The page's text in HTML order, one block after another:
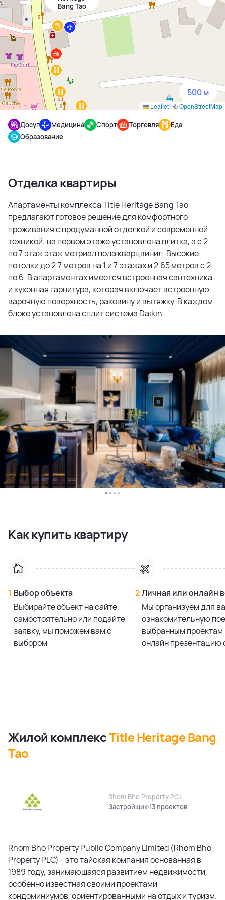
Bang Tao
Leaflet|©OpenStreetMap
500 м
3 км
Досуг Медицина Спорт Торговля
Еда
Образование
Отделка квартиры
Апартаменты комплекса Title Heritage Bang Tao
предлагают готовое решение для комфортного
проживания с продуманной отделкой и современной
техникой: на первом этаже установлена плитка, а с 2
по 7 этаж этаж метриал пола кварцвинил. Высокие
потолки до 2.7 метров на 1 и 7 этажах и 2.65 метров с 2
по 6. В апартаментах имеется встроенная сантехника
и кухонная гарнитура, которая включает встроенную
варочную поверхность, раковину и вытяжку. В каждом
блоке установлена сплит система Daikin.
Как купить квартиру
1 Выбор объекта
Выбирайте объект на сайте
самостоятельно или подайте
заявку, мы поможем вам с
выбором
2Личная или онлайн
Мы организуем для
ознакомительную
выбранным проектам
онлайн презентацию
Жилой комплексTitle Heritage Bang
Tao
Rhom Bho Property PCL
Застройщик13 проектов
Rhom Bho Property Public Company Limited (Rhom Bho
Property PLC) - это тайская компания основанная в
1989 году, занимающаяся развитием недвижимости,
особенно известная своими проектами
кондоминиумов, ориентированными на отдых и туризм.